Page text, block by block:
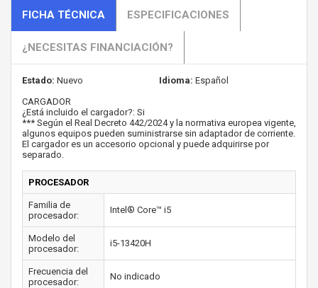
FICHA TÉCNICA ESPECIFICACIONES
¿NECESITAS FINANCIACIÓN?
Estado: Nuevo Idioma: Español
CARGADOR
¿Está incluido el cargador?: Si
*** Según el Real Decreto 442/2024 y la normativa europea vigente,
algunos equipos pueden suministrarse sin adaptador de corriente.
El cargador es un accesorio opcional y puede adquirirse por
separado.
PROCESADOR
Familia de
procesador:
Intel® Core™ i5
Modelo del
procesador:
i5-13420H
Frecuencia del
procesador:
No indicado